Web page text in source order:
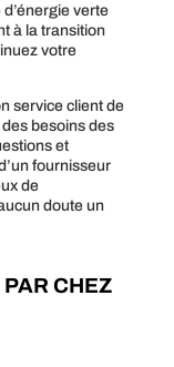
verte
à la transition
votre
service client de
besoins des
et
fournisseur
de
doute un
CHEZ